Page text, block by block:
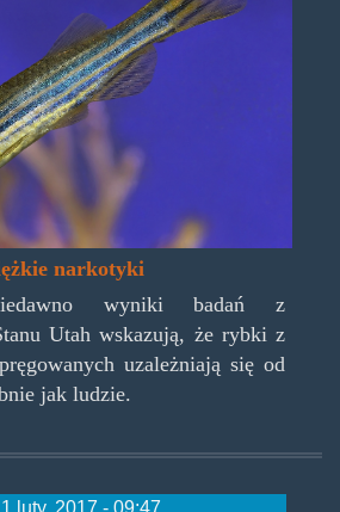
narkotyki
wyniki badań z
Utah wskazują, że rybki z
uzależniają się od
jak ludzie.
luty, 2017 - 09:47